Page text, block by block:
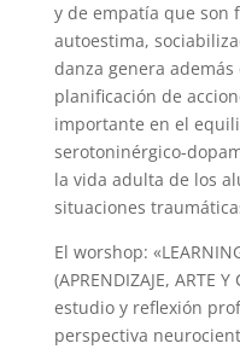
y de empatía que son
autoestima,
danza genera
planificación de
importante en el
serotoninérgico-
la vida adulta de los
situaciones
El worshop:
(APRENDIZAJE, ARTE
estudio y reflexión
perspectiva